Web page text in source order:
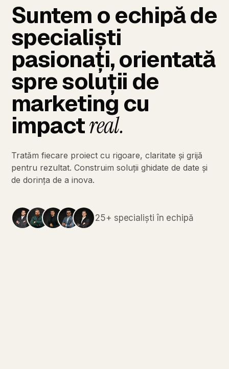
Suntem oechipăde
specialiști
pasionați,orientată
spresoluții de
marketing cu
impactreal.
Tratăm fiecare proiect cu rigoare, claritate și grijă
pentru rezultat. Construim soluții ghidate de date și
de dorința de a inova.
25+ specialiști în echipă